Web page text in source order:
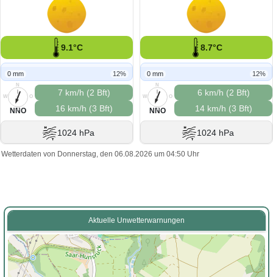
9.1°C
0 mm 12%
N
O
S
W
NNO
7 km/h (2 Bft)
16 km/h (3 Bft)
1024 hPa
8.7°C
0 mm 12%
N
O
S
W
NNO
6 km/h (2 Bft)
14 km/h (3 Bft)
1024 hPa
Wetterdaten von Donnerstag, den 06.08.2026 um 04:50 Uhr
Aktuelle Unwetterwarnungen